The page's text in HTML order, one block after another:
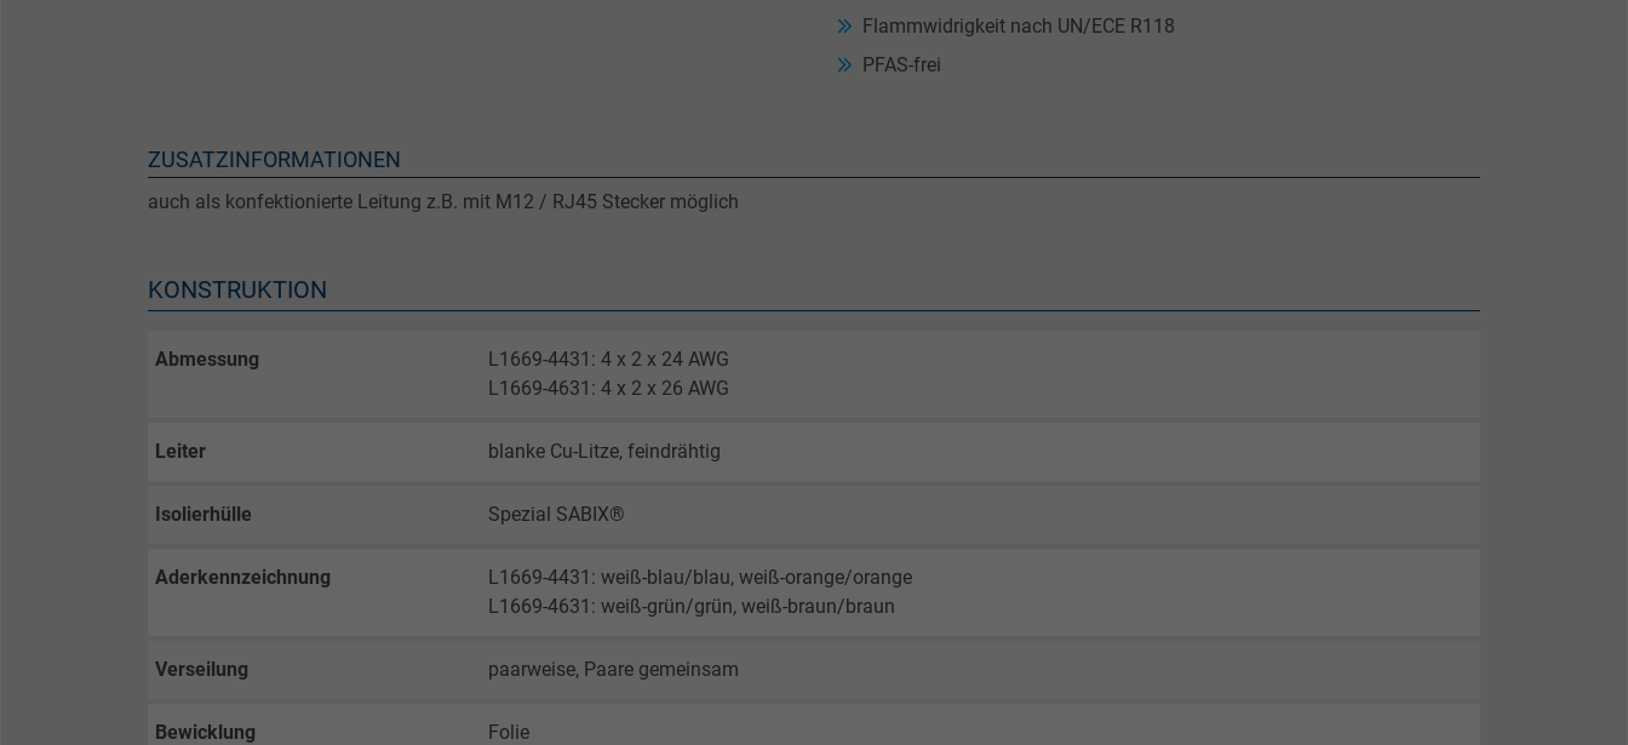
Flammwidrigkeit nach UN/ECE R118
PFAS-frei
ZUSATZINFORMATIONEN
auch als konfektionierte Leitung z.B. mit M12 / RJ45 Stecker möglich
KONSTRUKTION
Abmessung
L1669-4431: 4 x 2 x 24 AWG
L1669-4631: 4 x 2 x 26 AWG
Leiter blanke Cu-Litze, feindrähtig
Isolierhülle Spezial SABIX®
Aderkennzeichnung
L1669-4431: weiß-blau/blau, weiß-orange/orange
L1669-4631: weiß-grün/grün, weiß-braun/braun
Verseilung paarweise, Paare gemeinsam
Bewicklung Folie